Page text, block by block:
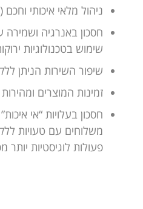
ניהול מלאי איכותי
חסכון באנרגיה
שימוש בטכנולוגיות
שיפור השירות הניתן
זמינות המוצרים
חסכון בעלויות “אי
משלוחים עם טעויות
פעולות לוגיסטיות